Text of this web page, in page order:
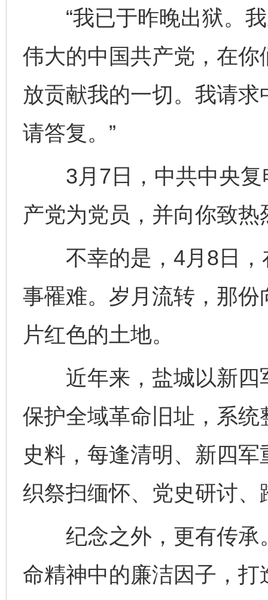
“我已于昨晚出狱。我
伟大的中国共产党，在
放贡献我的一切。我请
请答复。”
3月7日，中共中央复
产党为党员，并向你致热
不幸的是，4月8日，
事罹难。岁月流转，那
片红色的土地。
近年来，盐城以新四
保护全域革命旧址，系
史料，每逢清明、新四
织祭扫缅怀、党史研讨
纪念之外，更有传承
命精神中的廉洁因子，打